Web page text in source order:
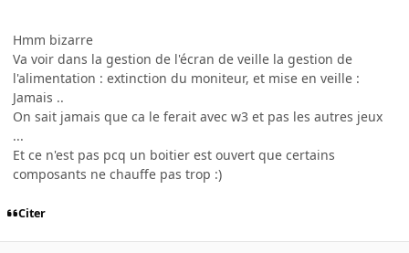
Hmm bizarre
Va voir dans la gestion de l'écran de veille la gestion de
l'alimentation : extinction du moniteur, et mise en veille :
Jamais ..
On sait jamais que ca le ferait avec w3 et pas les autres jeux
...
Et ce n'est pas pcq un boitier est ouvert que certains
composants ne chauffe pas trop :)
Citer